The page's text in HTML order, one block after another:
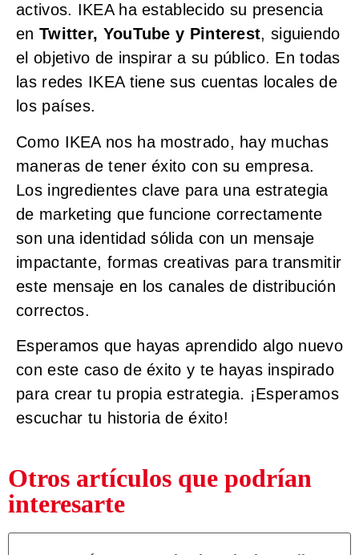
activos. IKEA ha establecido su presencia
en Twitter, YouTube y Pinterest, siguiendo
el objetivo de inspirar a su público. En todas
las redes IKEA tiene sus cuentas locales de
los países.
Como IKEA nos ha mostrado, hay muchas
maneras de tener éxito con su empresa.
Los ingredientes clave para una estrategia
de marketing que funcione correctamente
son una identidad sólida con un mensaje
impactante, formas creativas para transmitir
este mensaje en los canales de distribución
correctos.
Esperamos que hayas aprendido algo nuevo
con este caso de éxito y te hayas inspirado
para crear tu propia estrategia. ¡Esperamos
escuchar tu historia de éxito!
Otros artículos que podrían
interesarte